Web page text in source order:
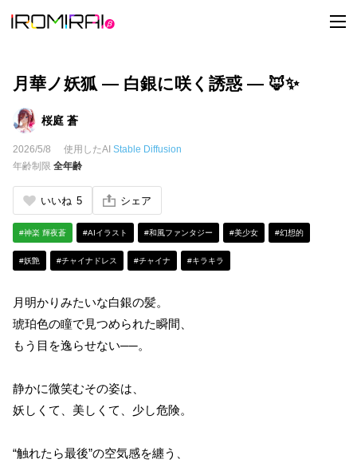
t
o
月華ノ妖狐 ― 白銀に咲く誘惑 ― 🦊✨
桜庭 蒼
2026/5/8 使用したAI Stable Diffusion
年齢制限 全年齢
いいね 5 シェア
#神楽 輝夜蒼 #AIイラスト #和風ファンタジー #美少女 #幻想的
#妖艶 #チャイナドレス #チャイナ #キラキラ
月明かりみたいな白銀の髪。
琥珀色の瞳で見つめられた瞬間、
もう目を逸らせない──。
静かに微笑むその姿は、
妖しくて、美しくて、少し危険。
“触れたら最後”の空気感を纏う、